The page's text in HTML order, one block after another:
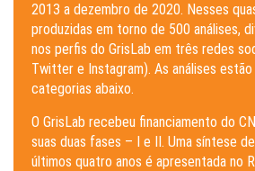
2013 a dezembro de 2020. Nesses
produzidas em torno de 500 análises,
nos perfis do GrisLab em três redes
Twitter e Instagram). As análises estão
categorias abaixo.
O GrisLab recebeu financiamento do
suas duas fases – I e II. Uma síntese
últimos quatro anos é apresentada no